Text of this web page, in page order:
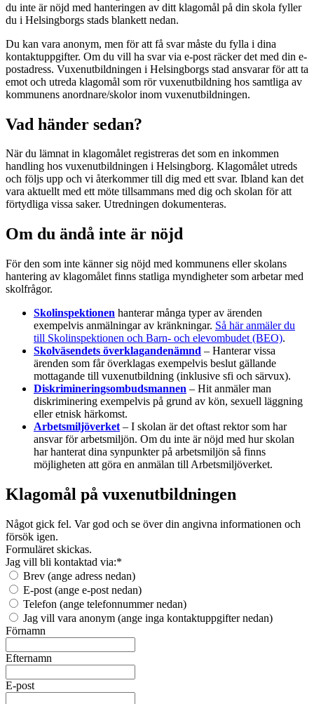
du inte är nöjd med hanteringen av ditt klagomål på din skola fyller
du i Helsingborgs stads blankett nedan.
Du kan vara anonym, men för att få svar måste du fylla i dina
kontaktuppgifter. Om du vill ha svar via e-post räcker det med din e-
postadress. Vuxenutbildningen i Helsingborgs stad ansvarar för att ta
emot och utreda klagomål som rör vuxenutbildning hos samtliga av
kommunens anordnare/skolor inom vuxenutbildningen.
Vad händer sedan?
När du lämnat in klagomålet registreras det som en inkommen
handling hos vuxenutbildningen i Helsingborg. Klagomålet utreds
och följs upp och vi återkommer till dig med ett svar. Ibland kan det
vara aktuellt med ett möte tillsammans med dig och skolan för att
förtydliga vissa saker. Utredningen dokumenteras.
Om du ändå inte är nöjd
För den som inte känner sig nöjd med kommunens eller skolans
hantering av klagomålet finns statliga myndigheter som arbetar med
skolfrågor.
Skolinspektionen hanterar många typer av ärenden
exempelvis anmälningar av kränkningar. Så här anmäler du
till Skolinspektionen och Barn- och elevombudet (BEO).
Skolväsendets överklagandenämnd – Hanterar vissa
ärenden som får överklagas exempelvis beslut gällande
mottagande till vuxenutbildning (inklusive sfi och särvux).
Diskrimineringsombudsmannen – Hit anmäler man
diskriminering exempelvis på grund av kön, sexuell läggning
eller etnisk härkomst.
Arbetsmiljöverket – I skolan är det oftast rektor som har
ansvar för arbetsmiljön. Om du inte är nöjd med hur skolan
har hanterat dina synpunkter på arbetsmiljön så finns
möjligheten att göra en anmälan till Arbetsmiljöverket.
Klagomål på vuxenutbildningen
Något gick fel. Var god och se över din angivna informationen och
försök igen.
Formuläret skickas.
Jag vill bli kontaktad via:*
Brev (ange adress nedan)
E-post (ange e-post nedan)
Telefon (ange telefonnummer nedan)
Jag vill vara anonym (ange inga kontaktuppgifter nedan)
Förnamn
Efternamn
E-post